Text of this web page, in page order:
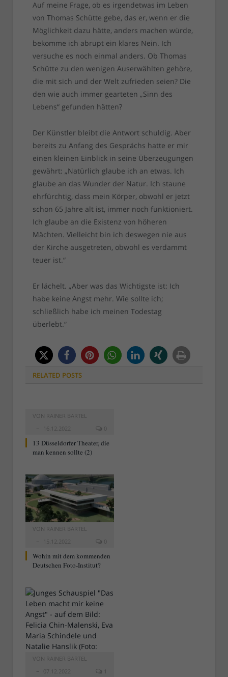
Auf meine Frage, ob es irgendetwas im Leben
von Thomas Schütte gebe, das er, wenn er die
Möglichkeit dazu hätte, anders machen würde,
bekomme ich abrupt ein klares Nein. Ich
versuche es noch einmal anders. Ob Thomas
Schütte zu den wenigen Auserwählten gehöre,
die mit sich und der Welt zufrieden seien? Die
den wie auch immer gearteten „Sinn des
Lebens“ gefunden hätten?
Der Künstler bleibt die Antwort schuldig. Aber
bereits zu Anfang des Gesprächs hatte er mir
einen kleinen Einblick in seine Überzeugungen
gewährt: „Natürlich glaube ich an etwas. Ich
glaube an das Wunder der Natur. Ich staune
ehrfürchtig, dass mein Körper, obwohl er jetzt
schon 65 Jahre alt ist, immer noch funktioniert.
Ich glaube an die Existenz von höheren
Mächten. Vielleicht bin ich deswegen nie aus
der Kirche ausgetreten, obwohl es verdammt
teuer ist.“
Er lächelt. „Aber was das Wichtigste ist: Ich
habe keine Angst mehr. Wie sollte ich;
schließlich habe ich meinen Todestag
überlebt.“
RELATED POSTS
VON RAINER BARTEL
16.12.2022
0
13 Düsseldorfer Theater, die
man kennen sollte (2)
VON RAINER BARTEL
15.12.2022
0
Wohin mit dem kommenden
Deutschen Foto-Institut?
VON RAINER BARTEL
07.12.2022
1